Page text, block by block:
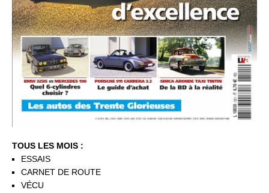
TOUS LES MOIS :
ESSAIS
CARNET DE ROUTE
VÉCU